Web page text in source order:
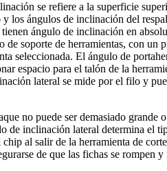
se refiere a la superficie
y los ángulos de inclinación del
ángulo de inclinación en
de soporte de herramientas, con un
seleccionada. El ángulo de
espacio para el talón de la
lateral se mide por el filo y
no puede ser demasiado grande
de inclinación lateral determina el
chip al salir de la herramienta de
de que las fichas se rompen